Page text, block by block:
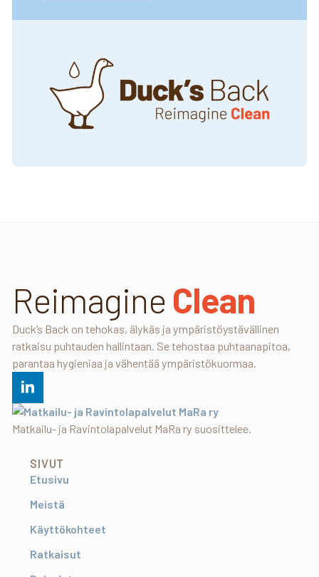
Reimagine Clean
Duck’s Back on tehokas, älykäs ja ympäristöystävällinen
ratkaisu puhtauden hallintaan. Se tehostaa puhtaanapitoa,
parantaa hygieniaa ja vähentää ympäristökuormaa.
Matkailu- ja Ravintolapalvelut MaRa ry suosittelee.
SIVUT
Etusivu
Meistä
Käyttökohteet
Ratkaisut